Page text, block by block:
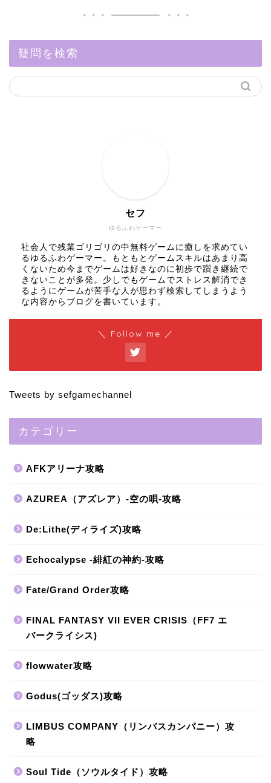
疑問を検索
ゆるふわゲーマー
セフ
社会人で残業ゴリゴリの中無料ゲームに癒しを求めてい
るゆるふわゲーマー。もともとゲームスキルはあまり高
くないため今までゲームは好きなのに初歩で躓き継続で
きないことが多発。少しでもゲームでストレス解消でき
るようにゲームが苦手な人が思わず検索してしまうよう
な内容からブログを書いています。
＼ Follow me ／
Tweets by sefgamechannel
カテゴリー
AFKアリーナ攻略
AZUREA（アズレア）-空の唄-攻略
De:Lithe(ディライズ)攻略
Echocalypse -緋紅の神約-攻略
Fate/Grand Order攻略
FINAL FANTASY VII EVER CRISIS（FF7 エ
バークライシス)
flowwater攻略
Godus(ゴッダス)攻略
LIMBUS COMPANY（リンバスカンパニー）攻
略
Soul Tide（ソウルタイド）攻略